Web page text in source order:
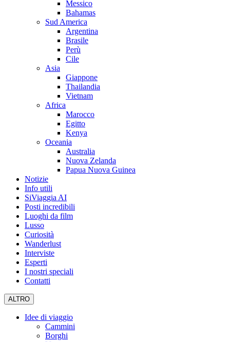
Messico
Bahamas
Sud America
Argentina
Brasile
Perù
Cile
Asia
Giappone
Thailandia
Vietnam
Africa
Marocco
Egitto
Kenya
Oceania
Australia
Nuova Zelanda
Papua Nuova Guinea
Notizie
Info utili
SiViaggia AI
Posti incredibili
Luoghi da film
Lusso
Curiosità
Wanderlust
Interviste
Esperti
I nostri speciali
Contatti
ALTRO
Idee di viaggio
Cammini
Borghi